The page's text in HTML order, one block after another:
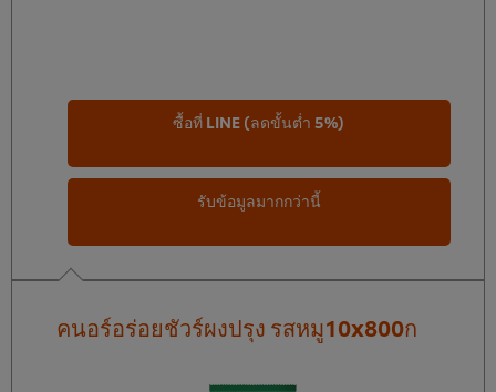
ซื้อที่ LINE (ลดขั้นต่ำ 5%)
รับข้อมูลมากกว่านี้
คนอร์อร่อยชัวร์ผงปรุง รสหมู10x800ก